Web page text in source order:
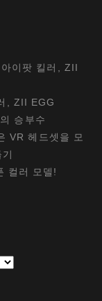
이팟 킬러, ZII
, ZII EGG
승부수
VR 헤드셋을 모
컬러 모델!